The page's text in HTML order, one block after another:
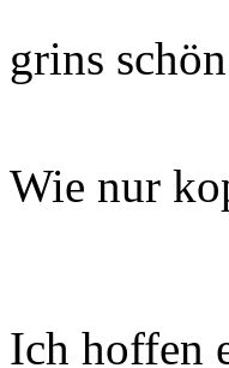
grins
Wie nur
Ich hoffen